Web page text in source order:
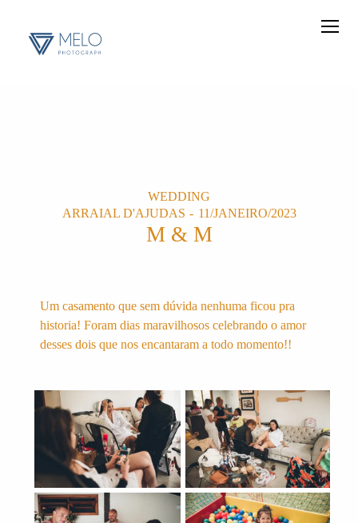
WEDDING
ARRAIAL D'AJUDAS
11/JANEIRO/2023
M & M
Um casamento que sem dúvida nenhuma ficou pra
historia! Foram dias maravilhosos celebrando o amor
desses dois que nos encantaram a todo momento!!